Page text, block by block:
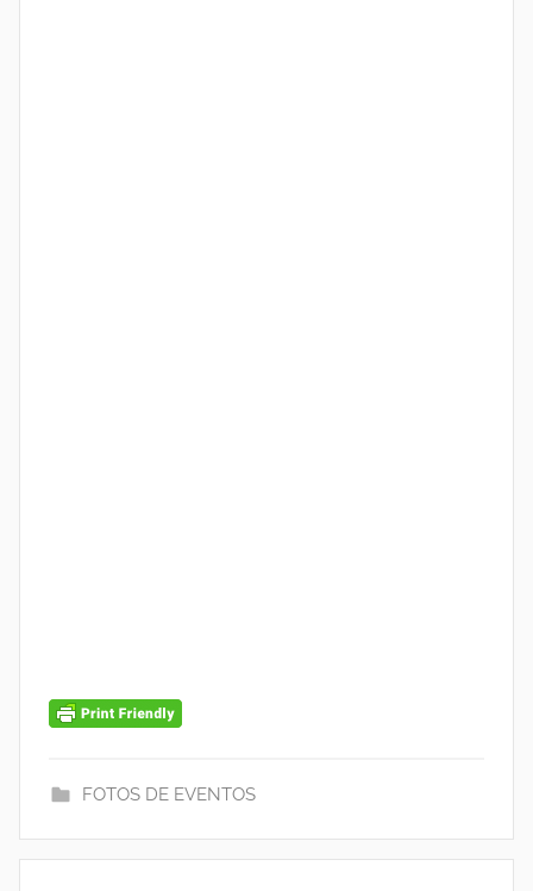
FOTOS DE EVENTOS